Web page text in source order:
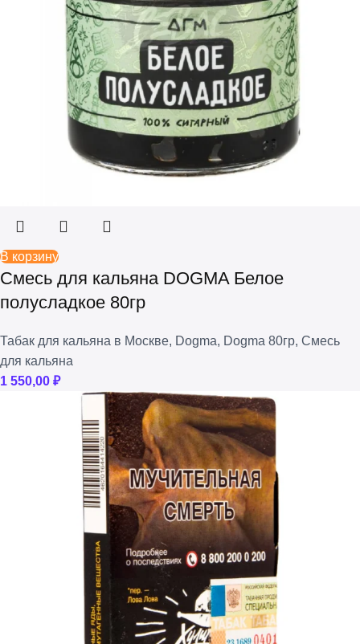
В корзину
Смесь для кальяна DOGMA Белое
полусладкое 80гр
Табак для кальяна в Москве, Dogma, Dogma 80гр, Смесь
для кальяна
1 550,00 ₽